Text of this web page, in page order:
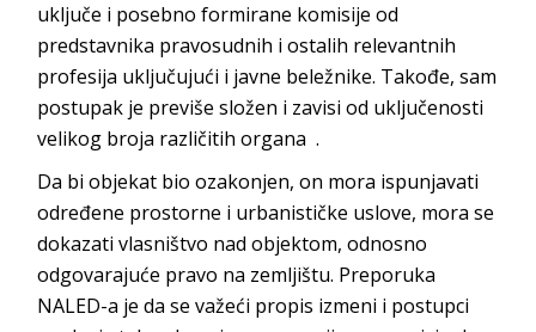
uključe i posebno formirane komisije od
predstavnika pravosudnih i ostalih relevantnih
profesija uključujući i javne beležnike. Takođe, sam
postupak je previše složen i zavisi od uključenosti
velikog broja različitih organa .
Da bi objekat bio ozakonjen, on mora ispunjavati
određene prostorne i urbanističke uslove, mora se
dokazati vlasništvo nad objektom, odnosno
odgovarajuće pravo na zemljištu. Preporuka
NALED-a je da se važeći propis izmeni i postupci